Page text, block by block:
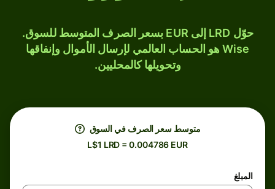
حوّل LRD إلى EUR بسعر الصرف المتوسط للسوق.
Wise هو الحساب العالمي لإرسال الأموال وإنفاقها
وتحويلها كالمحليين.
متوسط ​​سعر الصرف في السوق
L$1 LRD = 0.004786 EUR
المبلغ